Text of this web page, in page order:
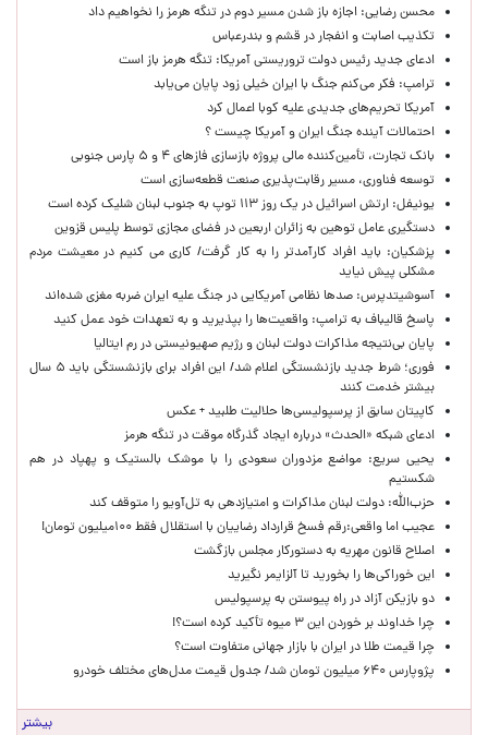
محسن رضایی: اجازه باز شدن مسیر دوم در تنگه هرمز را نخواهیم داد
تکذیب اصابت و انفجار در قشم و بندرعباس
ادعای جدید رئیس دولت تروریستی آمریکا: تنگه هرمز باز است
ترامپ: فکر می‌کنم جنگ با ایران خیلی زود پایان می‌یابد
آمریکا تحریم‌های جدیدی علیه کوبا اعمال کرد
احتمالات آینده جنگ ایران و آمریکا چیست ؟
بانک تجارت، تأمین‌کننده مالی پروژه بازسازی فازهای ۴ و ۵ پارس جنوبی
توسعه فناوری، مسیر رقابت‌پذیری صنعت قطعه‌سازی است
یونیفل: ارتش اسرائیل در یک روز ۱۱۳ توپ به جنوب لبنان شلیک کرده است
دستگیری عامل توهین به زائران اربعین در فضای مجازی توسط پلیس قزوین
پزشکیان: باید افراد کارآمدتر را به کار گرفت/ کاری می کنیم در معیشت مردم
مشکلی پیش نیاید
آسوشیتدپرس: صدها نظامی آمریکایی در جنگ علیه ایران ضربه مغزی شده‌اند
پاسخ قالیباف به ترامپ: واقعیت‌ها را بپذیرید و به تعهدات خود عمل کنید
پایان بی‌نتیجه مذاکرات دولت لبنان و رژیم صهیونیستی در رم ایتالیا
فوری؛ شرط جدید بازنشستگی اعلام شد/ این افراد برای بازنشستگی باید ۵ سال
بیشتر خدمت کنند
کاپیتان سابق از پرسپولیسی‌ها حلالیت طلبید + عکس
ادعای شبکه «الحدث» درباره ایجاد گذرگاه موقت در تنگه هرمز
یحیی سریع: مواضع مزدوران سعودی را با موشک بالستیک و پهپاد در هم
شکستیم
حزب‌الله: دولت لبنان مذاکرات و امتیازدهی به تل‌آویو را متوقف کند
عجیب اما واقعی:رقم فسخ قرارداد رضاییان با استقلال فقط ۱۰۰میلیون تومان!
اصلاح قانون مهریه به دستورکار مجلس بازگشت
این خوراکی‌ها را بخورید تا آلزایمر نگیرید
دو بازیکن آزاد در راه پیوستن به پرسپولیس
چرا خداوند بر خوردن این ۳ میوه تأکید کرده است؟!
چرا قیمت طلا در ایران با بازار جهانی متفاوت است؟
پژوپارس ۶۴۰ میلیون تومان شد/ جدول قیمت مدل‌های مختلف خودرو
بیشتر